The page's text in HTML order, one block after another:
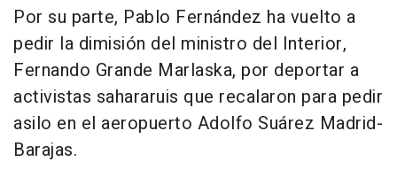
Por su parte, Pablo Fernández ha vuelto a
pedir la dimisión del ministro del Interior,
Fernando Grande Marlaska, por deportar a
activistas sahararuis que recalaron para pedir
asilo en el aeropuerto Adolfo Suárez Madrid-
Barajas.